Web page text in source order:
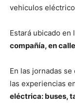
vehiculos
Estará ubicado en
compañía, en
En las jornadas
las experiencias
eléctrica: buses,